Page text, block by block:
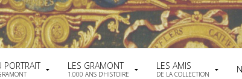
PORTRAIT LES GRAMONT
1.000 ANS D'HISTOIRE
LES AMIS
DE LA COLLECTION